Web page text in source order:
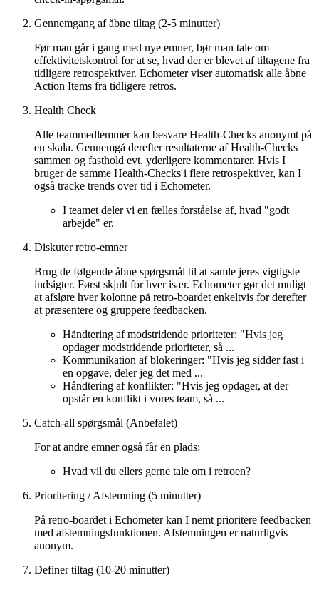
Gennemgang af åbne tiltag (2-5 minutter)
Før man går i gang med nye emner, bør man tale om
effektivitetskontrol for at se, hvad der er blevet af tiltagene fra
tidligere retrospektiver. Echometer viser automatisk alle åbne
Action Items fra tidligere retros.
Health Check
Alle teammedlemmer kan besvare Health-Checks anonymt på
en skala. Gennemgå derefter resultaterne af Health-Checks
sammen og fasthold evt. yderligere kommentarer. Hvis I
bruger de samme Health-Checks i flere retrospektiver, kan I
også tracke trends over tid i Echometer.
I teamet deler vi en fælles forståelse af, hvad "godt
arbejde" er.
Diskuter retro-emner
Brug de følgende åbne spørgsmål til at samle jeres vigtigste
indsigter. Først skjult for hver især. Echometer gør det muligt
at afsløre hver kolonne på retro-boardet enkeltvis for derefter
at præsentere og gruppere feedbacken.
Håndtering af modstridende prioriteter: "Hvis jeg
opdager modstridende prioriteter, så ...
Kommunikation af blokeringer: "Hvis jeg sidder fast i
en opgave, deler jeg det med ...
Håndtering af konflikter: "Hvis jeg opdager, at der
opstår en konflikt i vores team, så ...
Catch-all spørgsmål (Anbefalet)
For at andre emner også får en plads:
Hvad vil du ellers gerne tale om i retroen?
Prioritering / Afstemning (5 minutter)
På retro-boardet i Echometer kan I nemt prioritere feedbacken
med afstemningsfunktionen. Afstemningen er naturligvis
anonym.
Definer tiltag (10-20 minutter)